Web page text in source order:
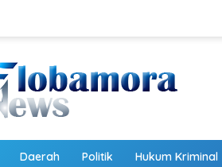
Daerah Politik Hukum Kriminal